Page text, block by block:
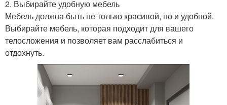
2. Выбирайте удобную мебель
Мебель должна быть не только красивой, но и удобной.
Выбирайте мебель, которая подходит для вашего
телосложения и позволяет вам расслабиться и
отдохнуть.